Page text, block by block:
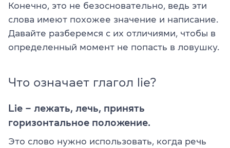
Конечно, это не безосновательно, ведь эти
слова имеют похожее значение и написание.
Давайте разберемся с их отличиями, чтобы в
определенный момент не попасть в ловушку.
Что означает глагол lie?
Lie – лежать, лечь, принять
горизонтальное положение.
Это слово нужно использовать, когда речь